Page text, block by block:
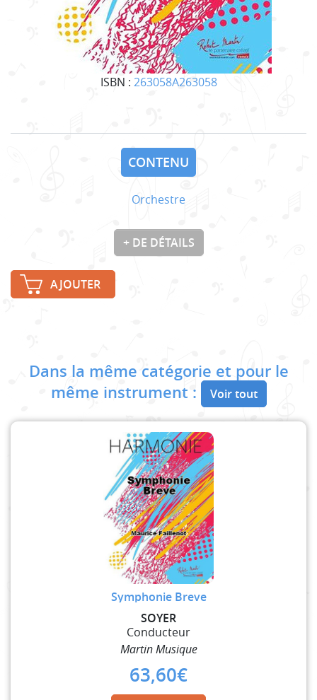
ISBN : 263058A263058
CONTENU
Orchestre
+ DE DÉTAILS
AJOUTER
Dans la même catégorie et pour le
même instrument :
Voir tout
Symphonie Breve
SOYER
Conducteur
Martin Musique
63,60€